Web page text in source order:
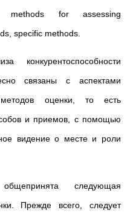
methods for assessing
specific methods.
связаны с аспектами
методов оценки, то есть
и приемов, с помощью
видение о месте и роли
следующая
Прежде всего, следует